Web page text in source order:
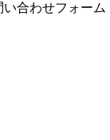
い合わせフォーム